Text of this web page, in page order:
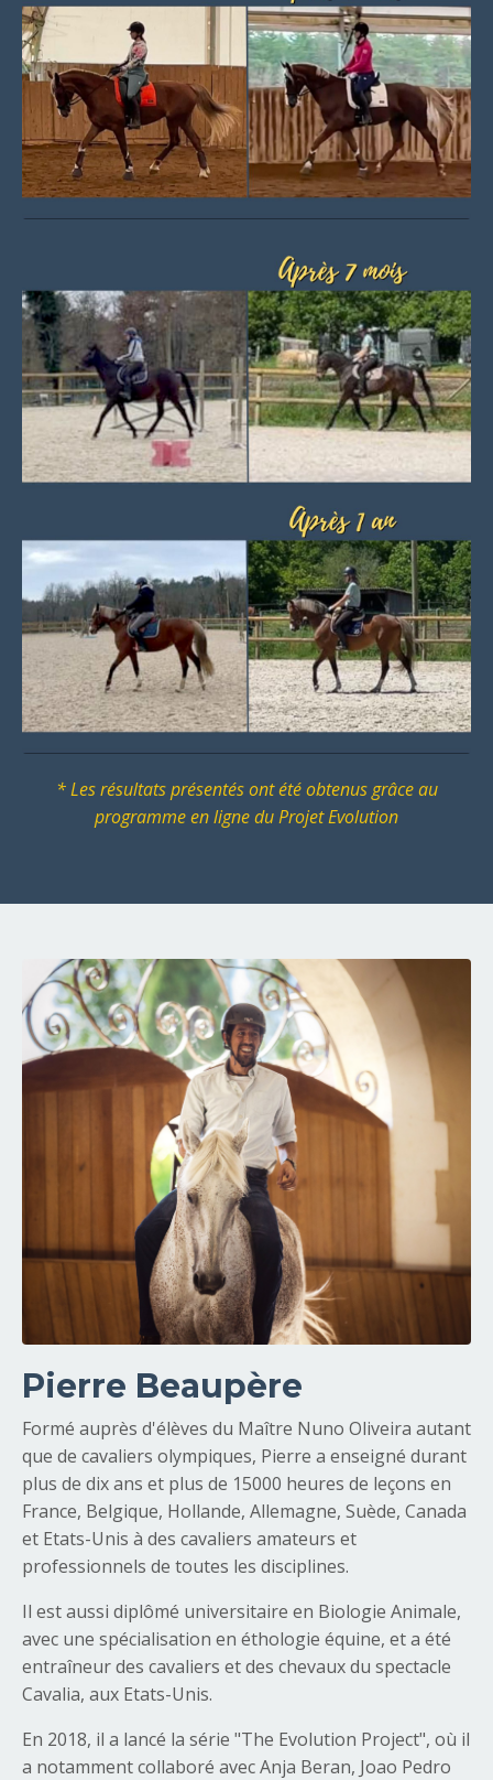
* Les résultats présentés ont été obtenus grâce au
programme en ligne du Projet Evolution
Pierre Beaupère
Formé auprès d'élèves du Maître Nuno Oliveira autant
que de cavaliers olympiques, Pierre a enseigné durant
plus de dix ans et plus de 15000 heures de leçons en
France, Belgique, Hollande, Allemagne, Suède, Canada
et Etats-Unis à des cavaliers amateurs et
professionnels de toutes les disciplines.
Il est aussi diplômé universitaire en Biologie Animale,
avec une spécialisation en éthologie équine, et a été
entraîneur des cavaliers et des chevaux du spectacle
Cavalia, aux Etats-Unis.
En 2018, il a lancé la série "The Evolution Project", où il
a notamment collaboré avecAnja Beran, Joao Pedro